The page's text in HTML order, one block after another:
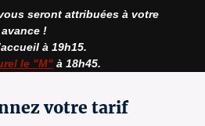
seront attribuées à votre
!
à 19h15.
le "M" à 18h45.
votre tarif